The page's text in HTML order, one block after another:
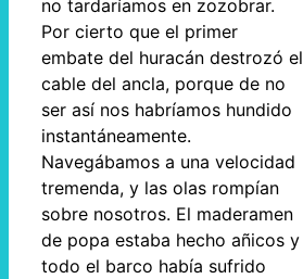
no tardaríamos en zozobrar.
Por cierto que el primer
embate del huracán destrozó el
cable del ancla, porque de no
ser así nos habríamos hundido
instantáneamente.
Navegábamos a una velocidad
tremenda, y las olas rompían
sobre nosotros. El maderamen
de popa estaba hecho añicos y
todo el barco había sufrido